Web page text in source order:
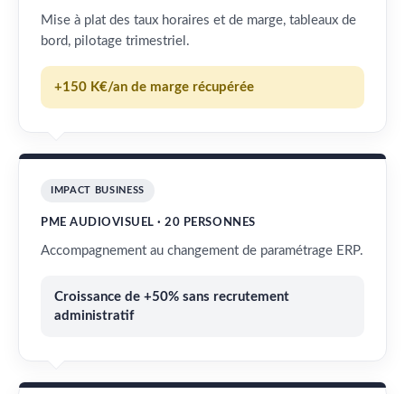
Mise à plat des taux horaires et de marge, tableaux de
bord, pilotage trimestriel.
+150 K€/an de marge récupérée
IMPACT BUSINESS
PME AUDIOVISUEL · 20 PERSONNES
Accompagnement au changement de paramétrage ERP.
Croissance de +50% sans recrutement
administratif